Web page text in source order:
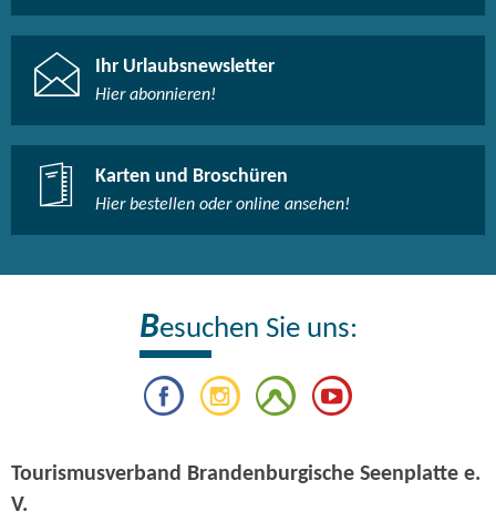
Ihr Urlaubsnewsletter
Hier abonnieren!
Karten und Broschüren
Hier bestellen oder online ansehen!
Besuchen Sie uns:
Tourismusverband Brandenburgische Seenplatte e.
V.